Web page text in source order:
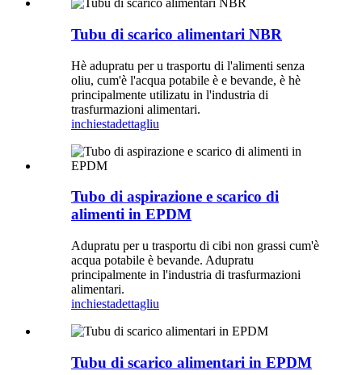
Tubu di scarico alimentari NBR
Hè adupratu per u trasportu di l'alimenti senza
oliu, cum'è l'acqua potabile è e bevande, è hè
principalmente utilizatu in l'industria di
trasfurmazioni alimentari.
inchiestadettagliu
Tubo di aspirazione e scarico di
alimenti in EPDM
Adupratu per u trasportu di cibi non grassi cum'è
acqua potabile è bevande. Adupratu
principalmente in l'industria di trasfurmazioni
alimentari.
inchiestadettagliu
Tubu di scarico alimentari in EPDM